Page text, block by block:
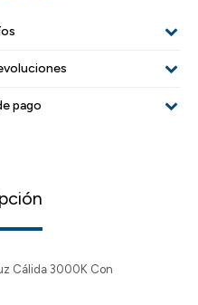
pago
Cálida 3000K Con